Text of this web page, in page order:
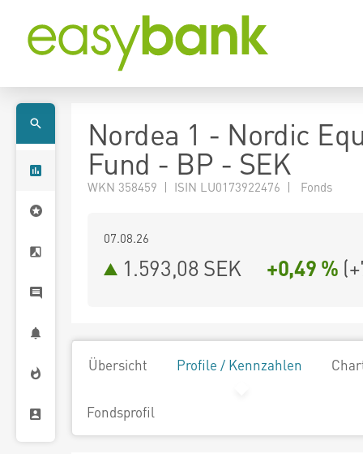
Nordea 1 - Nordic
Fund - BP - SEK
WKN 358459 | ISIN LU0173922476 | Fonds
07.08.26
1.593,08 SEK +0,49 % (
Übersicht Profile / Kennzahlen
Fondsprofil